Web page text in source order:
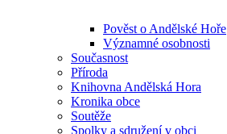
Pověst o Andělské Hoře
Významné osobnosti
Současnost
Příroda
Knihovna Andělská Hora
Kronika obce
Soutěže
Spolky a sdružení v obci